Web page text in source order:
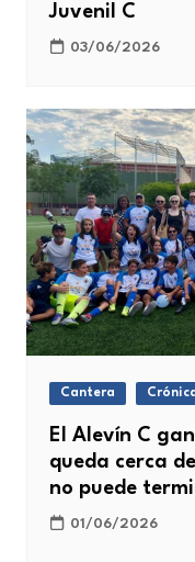
Juvenil C
03/06/2026
Cantera
El Alevín C
queda cerca
no puede
01/06/2026